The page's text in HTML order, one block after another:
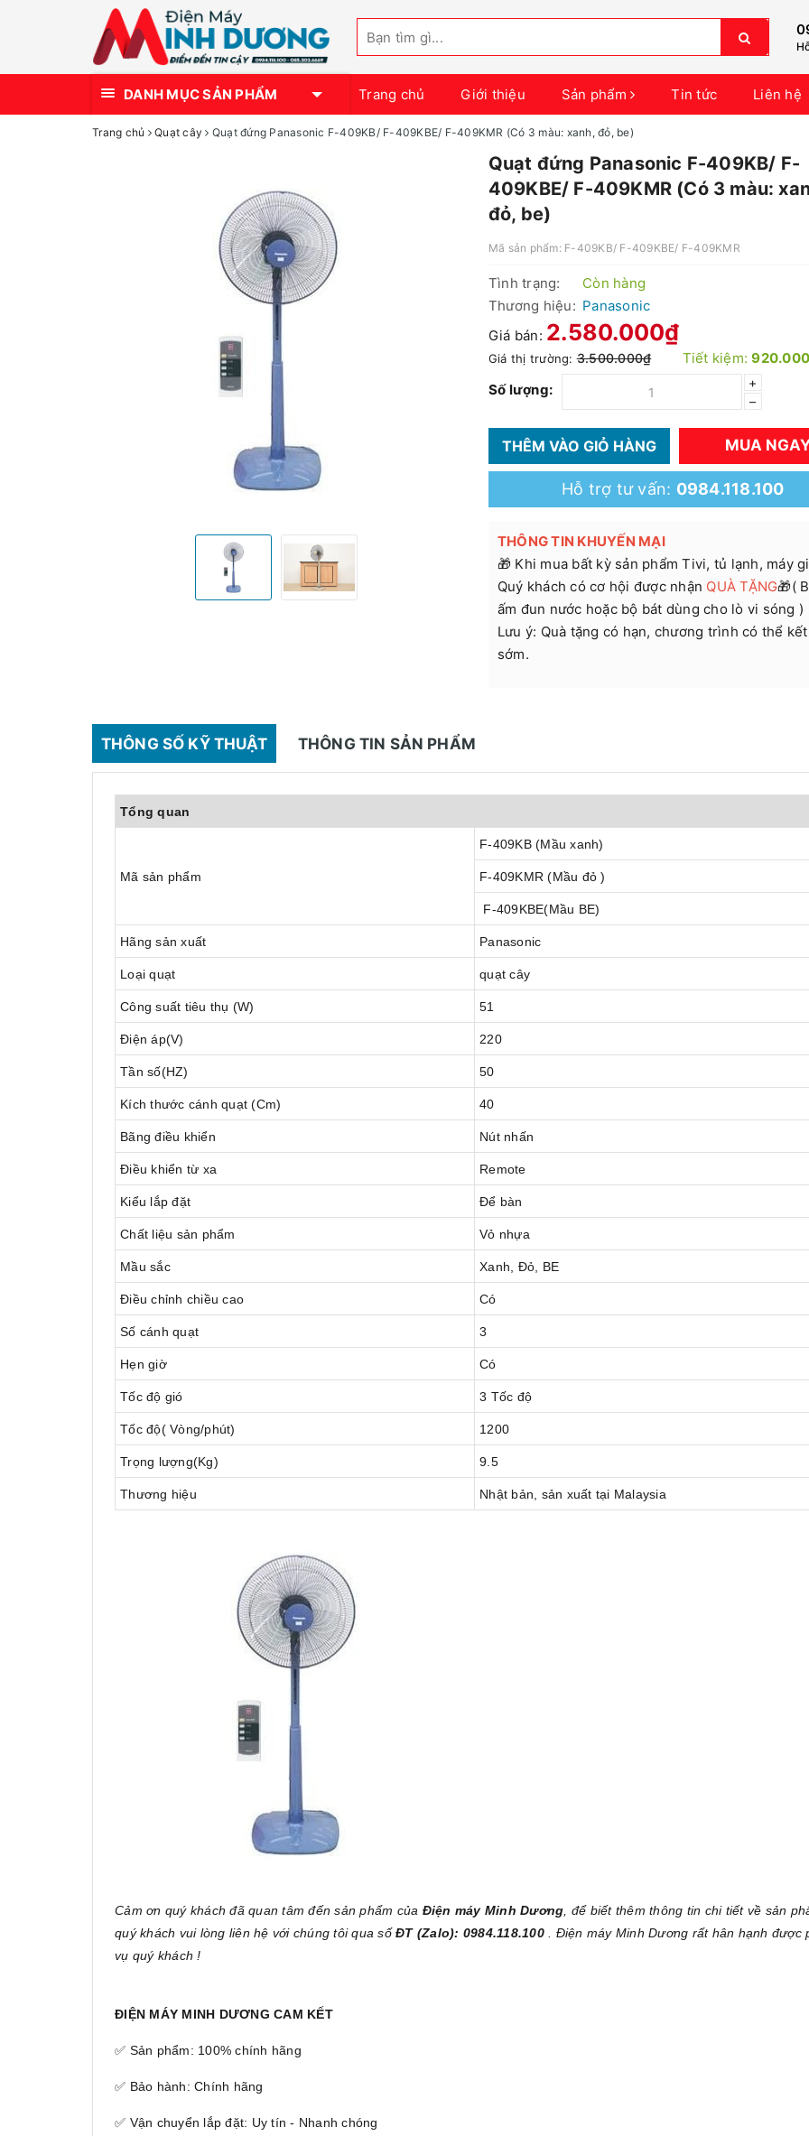
DANH MỤC SẢN PHẨM Trang chủ Giới thiệu Sản phẩm Tin tức Liên hệ
Trang chủ Quạt cây Quạt đứng Panasonic F-409KB/ F-409KBE/ F-409KMR (Có 3 màu: xanh, đỏ, be)
Quạt đứng Panasonic F-409KB/ F-
409KBE/ F-409KMR (Có 3 màu:
đỏ, be)
Mã sản phẩm: F-409KB/ F-409KBE/ F-409KMR
Tình trạng:
Còn hàng
Thương hiệu: Panasonic
Giá bán: 2.580.000₫
Giá thị trường:3.500.000₫ Tiết kiệm:
Số lượng:
+
–
THÊM VÀO GIỎ HÀNG MUA
Hỗ trợ tư vấn: 0984.118.100
THÔNG TIN KHUYẾN MẠI
🎁 Khi mua bất kỳ sản phẩm Tivi, tủ lạnh, máy
Quý khách có cơ hội được nhận QUÀ TẶNG🎁(
ấm đun nước hoặc bộ bát dùng cho lò vi sóng )
Lưu ý: Quà tặng có hạn, chương trình có thể
sớm.
THÔNG SỐ KỸ THUẬT THÔNG TIN SẢN PHẨM
Tổng quan
Mã sản phẩm
F-409KB (Mầu xanh)
F-409KMR (Mầu đỏ )
F-409KBE(Mầu BE)
Hãng sản xuất Panasonic
Loại quạt quạt cây
Công suất tiêu thụ (W) 51
Điện áp(V) 220
Tần số(HZ) 50
Kích thước cánh quạt (Cm) 40
Bãng điều khiển Nút nhấn
Điều khiển từ xa Remote
Kiểu lắp đặt Để bàn
Chất liệu sản phẩm Vỏ nhựa
Mầu sắc Xanh, Đỏ, BE
Điều chỉnh chiều cao Có
Số cánh quạt 3
Hẹn giờ Có
Tốc độ gió 3 Tốc độ
Tốc độ( Vòng/phút) 1200
Trọng lượng(Kg) 9.5
Thương hiệu Nhật bản, sản xuất tại Malaysia
Cảm ơn quý khách đã quan tâm đến sản phẩm của Điện máy Minh Dương , để biết thêm thông tin chi tiết về sản
quý khách vui lòng liên hệ với chúng tôi qua sốĐT (Zalo): 0984.118.100
. Điện máy Minh Dương rất hân hạnh được
vụ quý khách !
ĐIỆN MÁY MINH DƯƠNG CAM KẾT
✅ Sản phẩm: 100% chính hãng
✅ Bảo hành: Chính hãng
✅ Vận chuyển lắp đặt: Uy tín - Nhanh chóng